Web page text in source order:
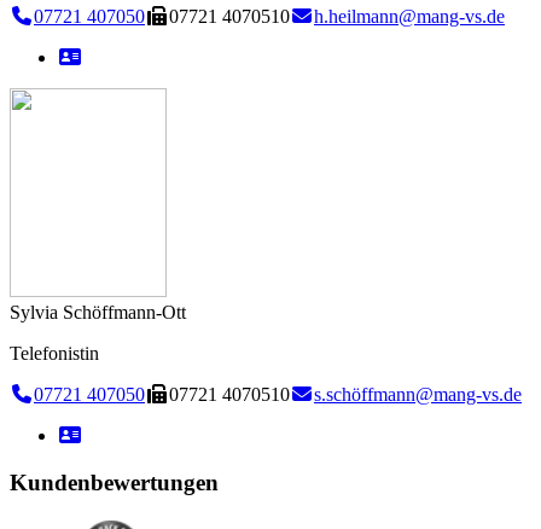
07721 407050
07721 4070510 h.heilmann@mang-vs.de
Sylvia Schöffmann-Ott
Telefonistin
07721 407050
07721 4070510 s.schöffmann@mang-vs.de
Kundenbewertungen